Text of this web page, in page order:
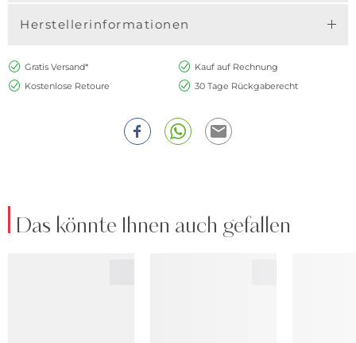
Herstellerinformationen
Gratis Versand*
Kauf auf Rechnung
Kostenlose Retoure
30 Tage Rückgaberecht
Das könnte Ihnen auch gefallen